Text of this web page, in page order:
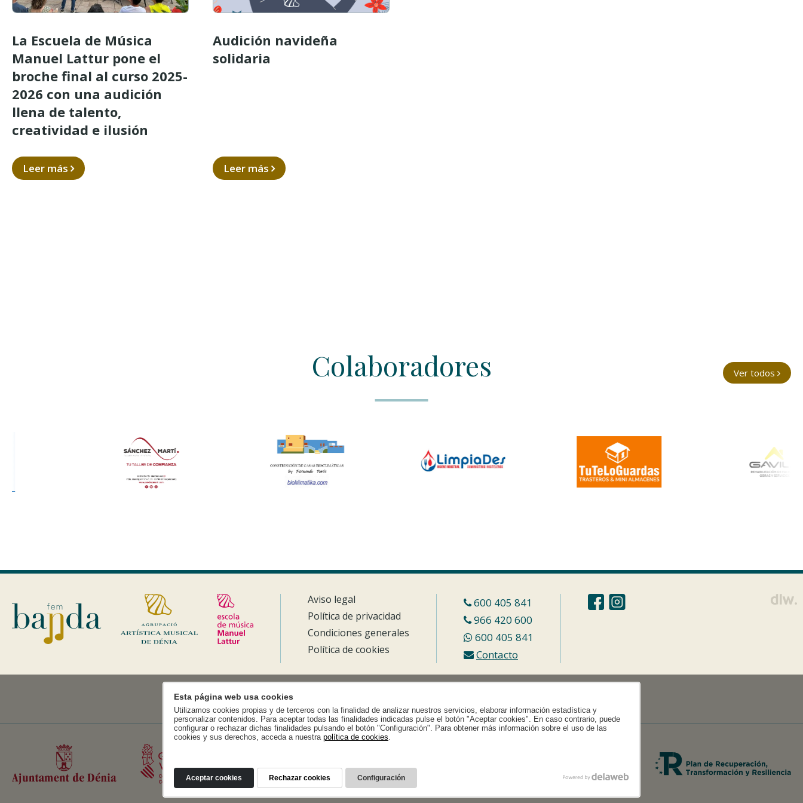
La Escuela de Música
Manuel Lattur pone el
broche final al curso 2025-
2026 con una audición
llena de talento,
creatividad e ilusión
Leer más
Audición navideña
solidaria
Leer más
Colaboradores Ver todos
Aviso legal
Política de privacidad
Condiciones generales
Política de cookies
600 405 841
966 420 600
600 405 841
Contacto
Esta página web usa cookies
Utilizamos cookies propias y de terceros con la finalidad de analizar nuestros servicios, elaborar información estadística y
personalizar contenidos. Para aceptar todas las finalidades indicadas pulse el botón "Aceptar cookies". En caso contrario, puede
configurar o rechazar dichas finalidades pulsando el botón "Configuración". Para obtener más información sobre el uso de las
cookies y sus derechos, acceda a nuestra política de cookies.
Aceptar cookies Rechazar cookies Configuración